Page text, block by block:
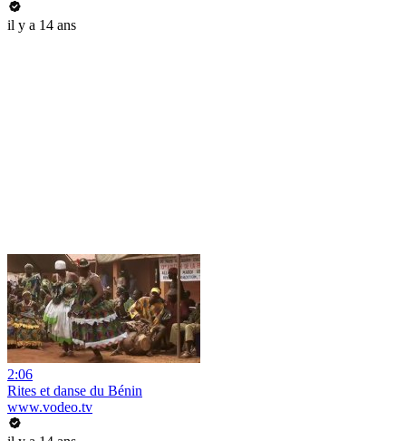
il y a 14 ans
2:06
Rites et danse du Bénin
www.vodeo.tv